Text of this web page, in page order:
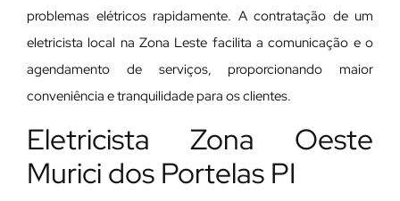
problemas elétricos rapidamente. A contratação de um
eletricista local na Zona Leste facilita a comunicação e o
agendamento de serviços, proporcionando maior
conveniência e tranquilidade para os clientes.
Eletricista Zona Oeste
Murici dos Portelas PI